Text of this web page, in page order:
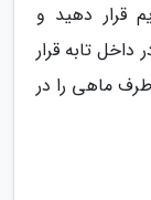
قرار دهید و
تابه قرار
ماهی را در